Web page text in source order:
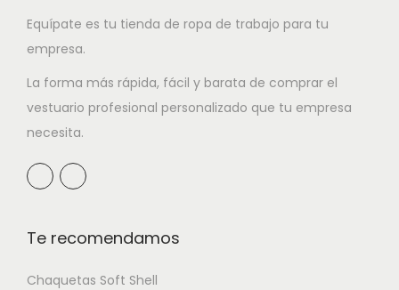
Equípate es tu tienda de ropa de trabajo para tu
empresa.
La forma más rápida, fácil y barata de comprar el
vestuario profesional personalizado que tu empresa
necesita.
Te recomendamos
Chaquetas Soft Shell